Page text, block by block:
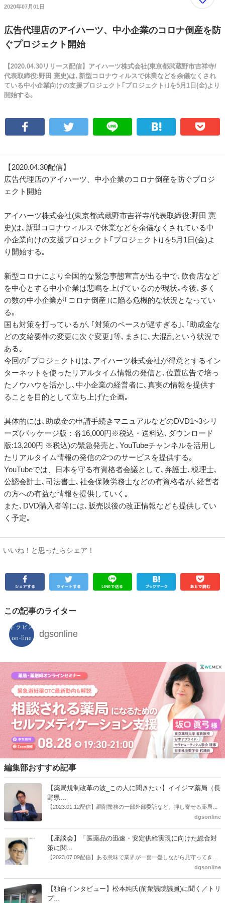
2020年07月01日
広告代理店のアイハーツ、中小企業のコロナ倒産を防
ぐプロジェクト開始
【2020.04.30リリース配信】アイハーツ株式会社(東京都武蔵野市吉祥寺/
代表取締役:野田 憲史)は､新型コロナウィルスで休業などを余儀なくされ
ている中小企業向けの支援プロジェクト｢プロジェクトi｣を5月1日(金)より
開始する｡
【2020.04.30配信】
広告代理店のアイハーツ、中小企業のコロナ倒産を防ぐプロジ
ェクト開始
アイハーツ株式会社(東京都武蔵野市吉祥寺/代表取締役:野田 憲
史)は､新型コロナウィルスで休業などを余儀なくされている中
小企業向けの支援プロジェクト｢プロジェクトi｣を5月1日(金)よ
り開始する｡
新型コロナにより全国的な緊急事態宣言が出る中で､飲食店など
を中心とする中小企業は悲鳴を上げているのが現状｡今後､多く
の数の中小企業が｢コロナ倒産｣に陥る危機的な状況となってい
る｡
国も対策を打っているが､｢対策のペースが遅すぎる｣､｢助成金な
どの支給要件の変更に次ぐ変更｣等､まさに､大混乱という状況で
ある｡
今回の｢プロジェクトi｣は､アイハーツ株式会社が得意とするイン
ターネットを使ったリアルタイム情報の発信と､位置広告で培っ
たノウハウを活かし､中小企業の経営者に､真実の情報を提供す
ることを目的として立ち上げた企画｡
具体的には､助成金の申請手続きマニュアルなどのDVD1~3シリ
ーズ(パッケージ版：各16,000円※税込・送料込､ダウンロード
版:13,200円 ※税込)の緊急発売と､YouTubeチャンネルを活用し
たリアルタイム情報の発信の2つのサービスを提供する｡
YouTubeでは、日本を守る有資格者会議として､弁護士､税理士､
公認会計士､司法書士､社会保険労務士などの有資格者が､経営者
の方への有益な情報を提供していく｡
また､DVD購入者等には､販売以後の改正情報なども提供してい
く予定｡
いいね！と思ったらシェア！
この記事のライター
dgsonline
編集部おすすめ記事
【薬局規制改革の波_この人に聞きたい】イイジマ薬局（長
野県...
【2023.01.12配信】調剤業務の一部外部委託など、押し寄せる薬局業
界への規制改革の波。この規制改革の波を薬局業界はどう受け止めた
はないだろうか。本紙ではこうした問題について、厚労省「薬局薬剤
師の業務及び薬局の機能に関するワーキンググループ」に参考人とし
ても出席していたイイジマ薬局（長野県上田市）開設者である飯島裕
dgsonline
【座談会】「医薬品の迅速・安定供給実現に向けた総合対
策に関...
【2023.07.09配信】ある意味で業界が一喜一憂しながら見守ってきた
厚労省「医薬品の迅速・安定供給実現に向けた総合対策に関する有識
書がとりまとめられた。ドラビズon-lineでは検討会を総括する目的で
厚労省医政局医薬産業振興・医療情報企画課長（医薬産業振興・医療
dgsonline
【独自インタビュー】松本純氏(前衆議院議員)に聞く／トリ
プ...